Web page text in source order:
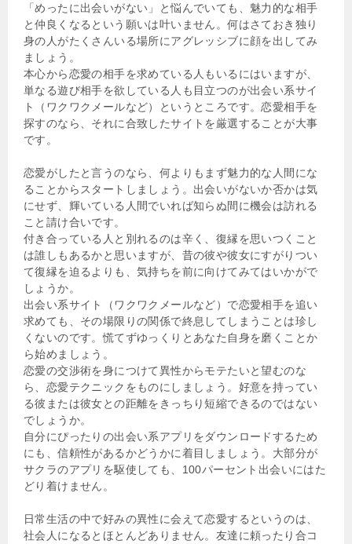
「めったに出会いがない」と悩んでいても、魅力的な相手
と仲良くなるという願いは叶いません。何はさておき独り
身の人がたくさんいる場所にアグレッシブに顔を出してみ
ましょう。
本心から恋愛の相手を求めている人もいるにはいますが、
単なる遊び相手を欲している人も目立つのが出会い系サイ
ト（ワクワクメールなど）というところです。恋愛相手を
探すのなら、それに合致したサイトを厳選することが大事
です。
恋愛がしたと言うのなら、何よりもまず魅力的な人間にな
ることからスタートしましょう。出会いがないか否かは気
にせず、輝いている人間でいれば知らぬ間に機会は訪れる
こと請け合いです。
付き合っている人と別れるのは辛く、復縁を思いつくこと
は誰しもあるかと思いますが、昔の彼や彼女にすがりつい
て復縁を迫るよりも、気持ちを前に向けてみてはいかがで
しょうか。
出会い系サイト（ワクワクメールなど）で恋愛相手を追い
求めても、その場限りの関係で終息してしまうことは珍し
くないのです。慌てずゆっくりとあなた自身を磨くことか
ら始めましょう。
恋愛の交渉術を身につけて異性からモテたいと望むのな
ら、恋愛テクニックをものにしましょう。好意を持ってい
る彼または彼女との距離をきっちり短縮できるのではない
でしょうか。
自分にぴったりの出会い系アプリをダウンロードするため
にも、信頼性があるかどうかに着目しましょう。大部分が
サクラのアプリを駆使しても、100パーセント出会いにはた
どり着けません。
日常生活の中で好みの異性に会えて恋愛するというのは、
社会人になるとほとんどありません。友達に頼ったり合コ